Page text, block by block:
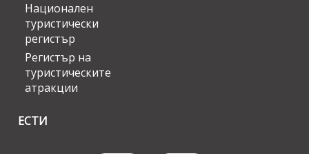
Национален
туристически
регистър
Регистър на
туристическите
атракции
ЕСТИ